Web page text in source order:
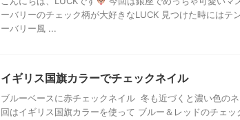
ーバリーのチェック柄が大好きなLUCK 見つけた時にはテ
ーバリー風 ...
イギリス国旗カラーでチェックネイル
ブルーベースに赤チェックネイル 冬も近づくと濃い色の
回はイギリス国旗カラーを使って ブルー＆レッドのチェ